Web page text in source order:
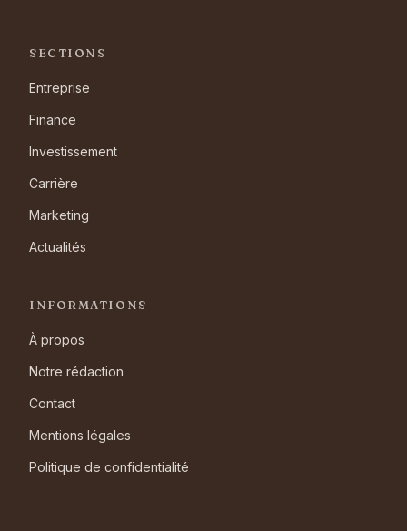
SECTIONS
Entreprise
Finance
Investissement
Carrière
Marketing
Actualités
INFORMATIONS
À propos
Notre rédaction
Contact
Mentions légales
Politique de confidentialité